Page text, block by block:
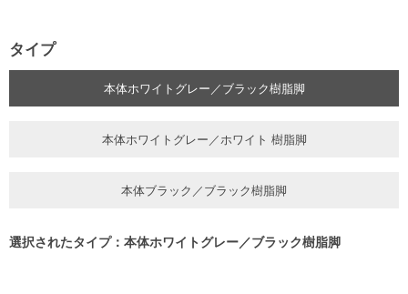
タイプ
本体ホワイトグレー／ブラック樹脂脚
本体ホワイトグレー／ホワイト 樹脂脚
本体ブラック／ブラック樹脂脚
選択されたタイプ：本体ホワイトグレー／ブラック樹脂脚